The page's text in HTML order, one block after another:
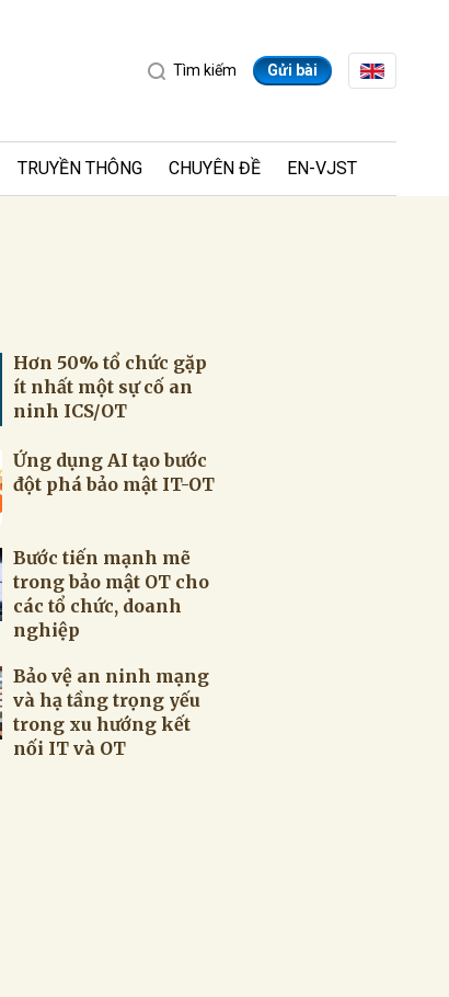
Tìm kiếm Gửi bài
TRUYỀN THÔNG CHUYÊN ĐỀ EN-VJST
Hơn 50% tổ chức gặp
ít nhất một sự cố an
ninh ICS/OT
Ứng dụng AI tạo bước
đột phá bảo mật IT-OT
Bước tiến mạnh mẽ
trong bảo mật OT cho
các tổ chức, doanh
nghiệp
Bảo vệ an ninh mạng
và hạ tầng trọng yếu
trong xu hướng kết
nối IT và OT